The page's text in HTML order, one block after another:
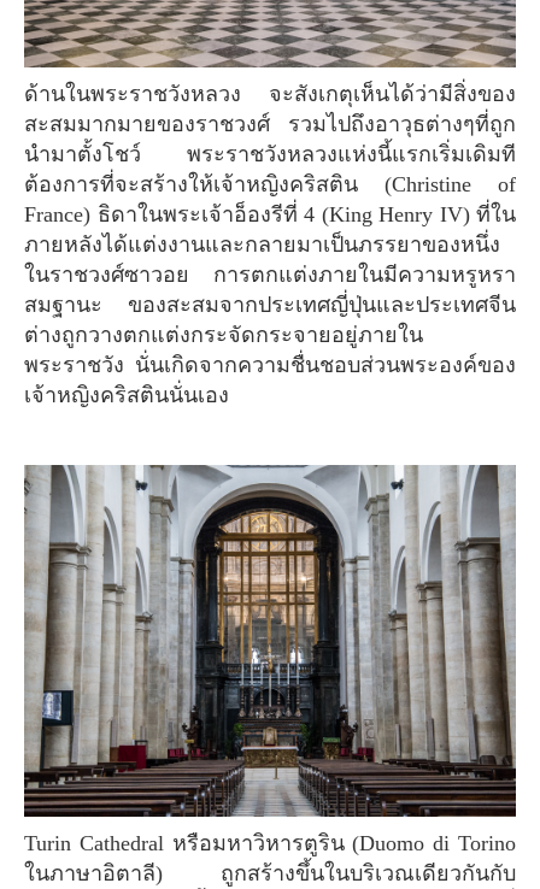
ด้านในพระราชวังหลวง จะสังเกตุเห็นได้ว่ามีสิ่งของ
สะสมมากมายของราชวงศ์ รวมไปถึงอาวุธต่างๆที่ถูก
นำมาตั้งโชว์ พระราชวังหลวงแห่งนี้แรกเริ่มเดิมที
ต้องการที่จะสร้างให้เจ้าหญิงคริสติน (Christine of
France) ธิดาในพระเจ้าอ็องรีที่ 4 (King Henry IV) ที่ใน
ภายหลังได้แต่งงานและกลายมาเป็นภรรยาของหนึ่ง
ในราชวงศ์ซาวอย การตกแต่งภายในมีความหรูหรา
สมฐานะ ของสะสมจากประเทศญี่ปุ่นและประเทศจีน
ต่างถูกวางตกแต่งกระจัดกระจายอยู่ภายใน
พระราชวัง นั่นเกิดจากความชื่นชอบส่วนพระองค์ของ
เจ้าหญิงคริสตินนั่นเอง
Turin Cathedral หรือมหาวิหารตูริน (Duomo di Torino
ในภาษาอิตาลี) ถูกสร้างขึ้นในบริเวณเดียวกันกับ